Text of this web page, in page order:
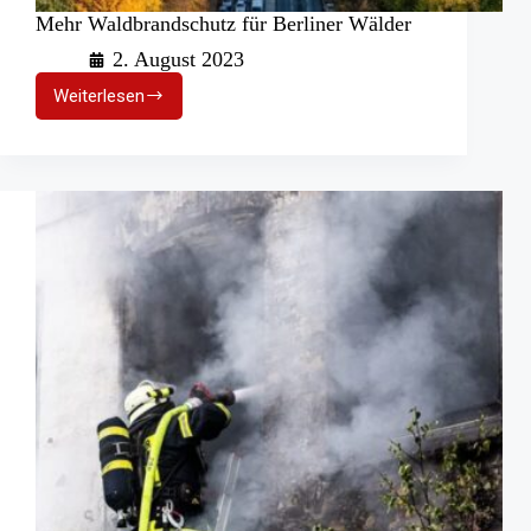
Mehr Waldbrandschutz für Berliner Wälder
2. August 2023
Weiterlesen
Mehr
Waldbrandschutz
Wälder